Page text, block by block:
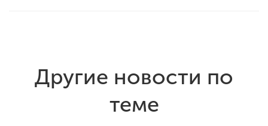
Другие новости по
теме